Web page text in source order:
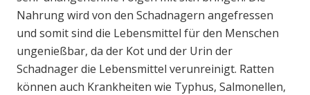
Nahrung wird von den Schadnagern angefressen
und somit sind die Lebensmittel für den Menschen
ungenießbar, da der Kot und der Urin der
Schadnager die Lebensmittel verunreinigt. Ratten
können auch Krankheiten wie Typhus, Salmonellen,